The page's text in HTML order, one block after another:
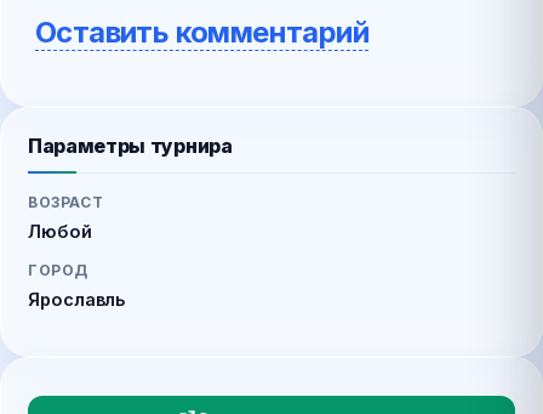
Оставить комментарий
Параметры турнира
ВОЗРАСТ
Любой
ГОРОД
Ярославль